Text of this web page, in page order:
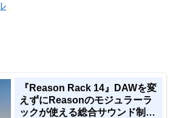
『Reason Rack 14』DAWを変
えずにReasonのモジュラーラ
ックが使える総合サウンド制作